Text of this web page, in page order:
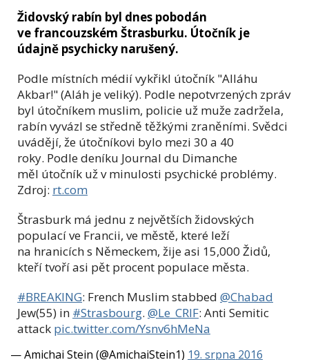
Židovský rabín byl dnes pobodán
ve francouzském Štrasburku. Útočník je
údajně psychicky narušený.
Podle místních médií vykřikl útočník "Alláhu
Akbar!" (Aláh je veliký). Podle nepotvrzených zpráv
byl útočníkem muslim, policie už muže zadržela,
rabín vyvázl se středně těžkými zraněními. Svědci
uvádějí, že útočníkovi bylo mezi 30 a 40
roky. Podle deníku Journal du Dimanche
měl útočník už v minulosti psychické problémy.
Zdroj: rt.com
Štrasburk má jednu z největších židovských
populací ve Francii, ve městě, které leží
na hranicích s Německem, žije asi 15,000 Židů,
kteří tvoří asi pět procent populace města.
#BREAKING: French Muslim stabbed @Chabad
Jew(55) in #Strasbourg. @Le_CRIF: Anti Semitic
attack pic.twitter.com/Ysnv6hMeNa
— Amichai Stein (@AmichaiStein1) 19. srpna 2016